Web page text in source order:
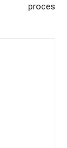
proces